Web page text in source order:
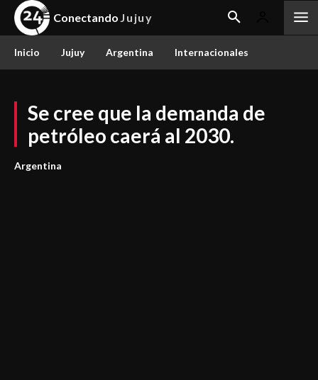
Conectando Jujuy
Inicio Jujuy Argentina Internacionales
Se cree que la demanda de
petróleo caerá al 2030.
Argentina